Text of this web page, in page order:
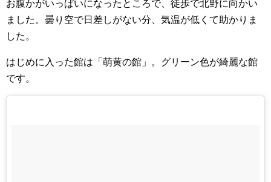
お腹かがいっぱいになったところで、徒歩で北野に向かい
ました。曇り空で日差しがない分、気温が低くて助かりま
した。
はじめに入った館は「萌黄の館」。グリーン色が綺麗な館
です。